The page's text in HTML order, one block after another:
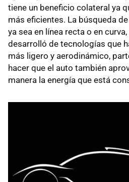
tiene un beneficio colateral ya
más eficientes. La búsqueda
ya sea en línea recta o en
desarrolló de tecnologías que
más ligero y aerodinámico,
hacer que el auto también
manera la energía que está